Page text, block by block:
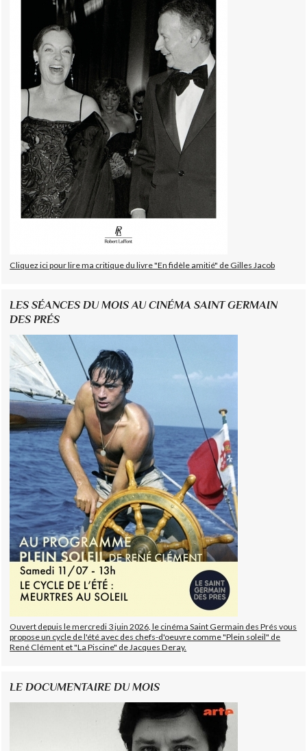
Cliquez ici pour lire ma critique du livre "En fidèle amitié" de Gilles Jacob
LES SÉANCES DU MOIS AU CINÉMA SAINT GERMAIN
DES PRÉS
Ouvert depuis le mercredi 3 juin 2026, le cinéma Saint Germain des Prés vous
propose un cycle de l'été avec des chefs-d'oeuvre comme "Plein soleil" de
René Clément et "La Piscine" de Jacques Deray.
LE DOCUMENTAIRE DU MOIS